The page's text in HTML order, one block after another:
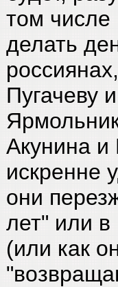
том
делать
Пугачеву
Акунина
искренне
они
лет" или
(или как